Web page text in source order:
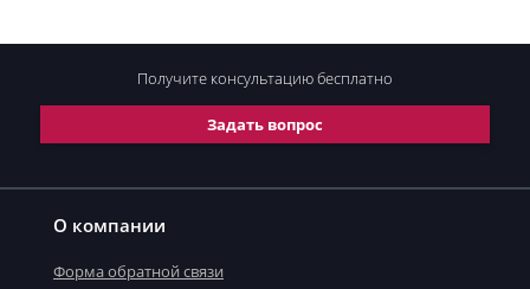
О компании
Форма обратной связи
Задать вопрос
Получите консультациюбесплатно